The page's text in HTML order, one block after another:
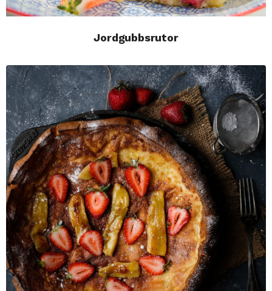
Jordgubbsrutor